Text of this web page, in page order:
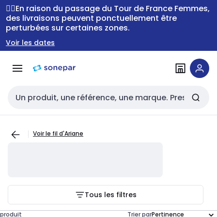
Passer à la
navigation
Passer
au
contenu
🚴‍♂️En raison du passage du Tour de France Femmes,
des livraisons peuvent ponctuellement être
perturbées sur certaines zones.
Voir les dates
Entrée de recherche
Voir le fil d'Ariane
Tous les filtres
produit Trier par